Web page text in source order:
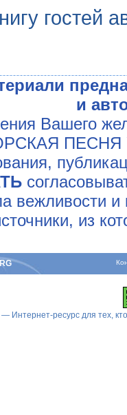
гостей
и
Вашего
ПЕСНЯ
вежливости и
из
Интернет-ресурс для тех,